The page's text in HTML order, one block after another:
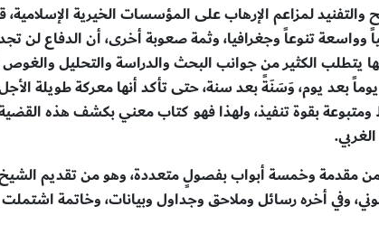
لمزاعم الإرهاب على المؤسسات الخيرية
وواسعة تنوعاً وجغرافيا، وثمة صعوبة أخرى، أن الدفاع لن
يتطلب الكثير من جوانب البحث والدراسة والتحليل
بعد يوم، وَسَنَةً بعد سنة، حتى تأكد أنها معركة طويلة
ومتبوعة بقوة تنفيذ، ولهذا فهو كتاب معني بكشف هذه
مقدمة وخمسة أبواب بفصولٍ متعددة، وهو من تقديم
وفي أخره رسائل وملاحق وجداول وبيانات، وخاتمة